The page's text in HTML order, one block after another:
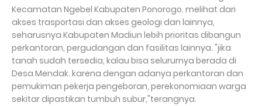
Kecamatan Ngebel Kabupaten Ponorogo. melihat dari
akses trasportasi dan akses geologi dan lainnya,
seharusnya Kabupaten Madiun lebih prioritas dibangun
perkantoran, pergudangan dan fasilitas lainnya. "jika
tanah sudah tersedia, kalau bisa selururnya berada di
Desa Mendak. karena dengan adanya perkantoran dan
pemukiman pekerja pengeboran, perekonomiaan warga
sekitar dipastikan tumbuh subur,"terangnya.